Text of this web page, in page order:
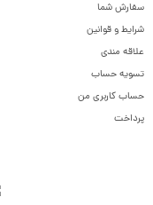
سفارش شما
شرایط و قوانین
علاقه مندی
تسویه حساب
حساب کاربری من
پرداخت